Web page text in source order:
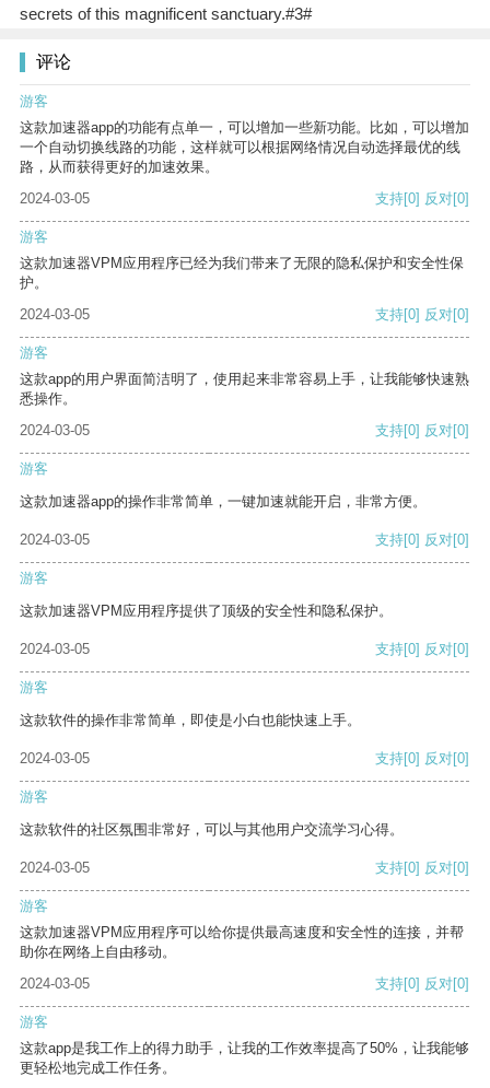
secrets of this magnificent sanctuary.#3#
评论
游客
这款加速器app的功能有点单一，可以增加一些新功能。比如，可以增加
一个自动切换线路的功能，这样就可以根据网络情况自动选择最优的线
路，从而获得更好的加速效果。
2024-03-05
支持[0] 反对[0]
游客
这款加速器VPM应用程序已经为我们带来了无限的隐私保护和安全性保
护。
2024-03-05
支持[0] 反对[0]
游客
这款app的用户界面简洁明了，使用起来非常容易上手，让我能够快速熟
悉操作。
2024-03-05
支持[0] 反对[0]
游客
这款加速器app的操作非常简单，一键加速就能开启，非常方便。
2024-03-05 支持[0] 反对[0]
游客
这款加速器VPM应用程序提供了顶级的安全性和隐私保护。
2024-03-05 支持[0] 反对[0]
游客
这款软件的操作非常简单，即使是小白也能快速上手。
2024-03-05 支持[0] 反对[0]
游客
这款软件的社区氛围非常好，可以与其他用户交流学习心得。
2024-03-05 支持[0] 反对[0]
游客
这款加速器VPM应用程序可以给你提供最高速度和安全性的连接，并帮
助你在网络上自由移动。
2024-03-05
支持[0] 反对[0]
游客
这款app是我工作上的得力助手，让我的工作效率提高了50%，让我能够
更轻松地完成工作任务。